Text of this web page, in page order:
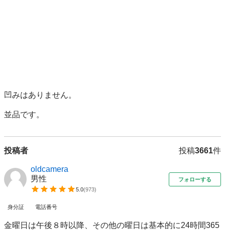
凹みはありません。
並品です。
投稿者 投稿3661件
oldcamera
男性
5.0(973)
フォローする
身分証 電話番号
金曜日は午後８時以降、その他の曜日は基本的に24時間365